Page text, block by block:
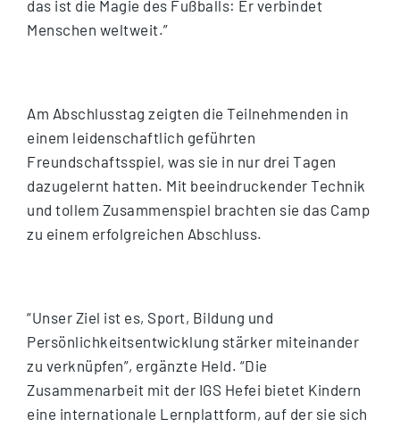
das ist die Magie des Fußballs: Er verbindet
Menschen weltweit.”
Am Abschlusstag zeigten die Teilnehmenden in
einem leidenschaftlich geführten
Freundschaftsspiel, was sie in nur drei Tagen
dazugelernt hatten. Mit beeindruckender Technik
und tollem Zusammenspiel brachten sie das Camp
zu einem erfolgreichen Abschluss.
“Unser Ziel ist es, Sport, Bildung und
Persönlichkeitsentwicklung stärker miteinander
zu verknüpfen”, ergänzte Held. “Die
Zusammenarbeit mit der IGS Hefei bietet Kindern
eine internationale Lernplattform, auf der sie sich